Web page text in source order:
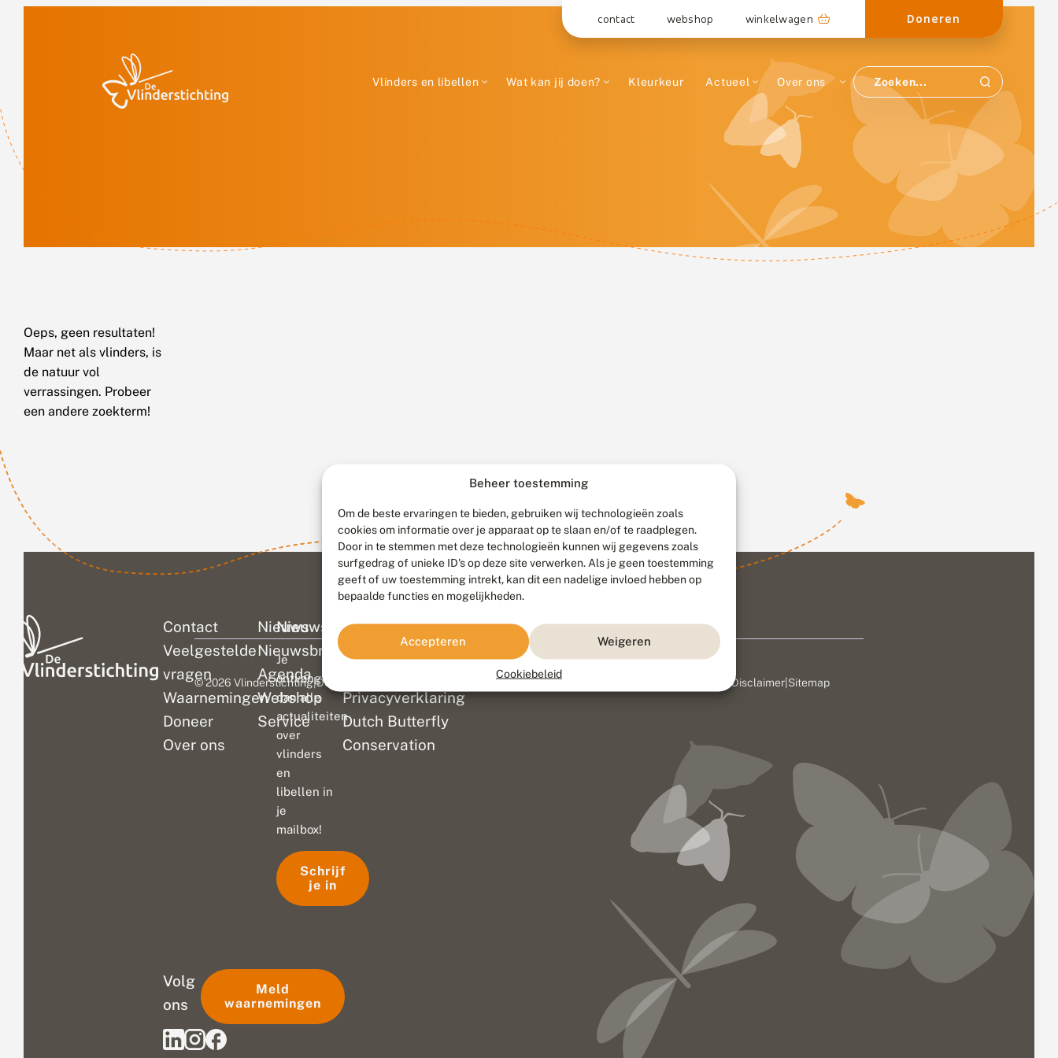
Beheer toestemming
Om de beste ervaringen te bieden, gebruiken wij technologieën zoals
cookies om informatie over je apparaat op te slaan en/of te raadplegen.
Door in te stemmen met deze technologieën kunnen wij gegevens zoals
surfgedrag of unieke ID's op deze site verwerken. Als je geen toestemming
geeft of uw toestemming intrekt, kan dit een nadelige invloed hebben op
bepaalde functies en mogelijkheden.
Accepteren Weigeren
Cookiebeleid
contact webshop winkelwagen Doneren
Vlinders en libellen Wat kan jij doen? Kleurkeur Actueel Over ons
Oeps, geen resultaten!
Maar net als vlinders, is
de natuur vol
verrassingen. Probeer
een andere zoekterm!
Contact
Veelgestelde
vragen
Waarnemingen
Doneer
Over ons
Nieuws
Nieuwsbrief
Agenda
Webshop
Service
Colofon
Disclaimer
Privacyverklaring
Dutch Butterfly
Conservation
Nieuwsbrief
Je
ontvangt
dan alle
actualiteiten
over
vlinders
en
libellen in
je
mailbox!
Schrijf
je in
Volg
ons
Meld
waarnemingen
© 2026 Vlinderstichting|Duurzaam ontwikkeld door Go2People, ontworpen door Disclaimer Sitemap